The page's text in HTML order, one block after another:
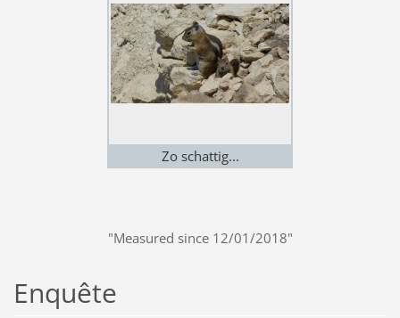
Zo schattig...
"Measured since 12/01/2018"
Enquête